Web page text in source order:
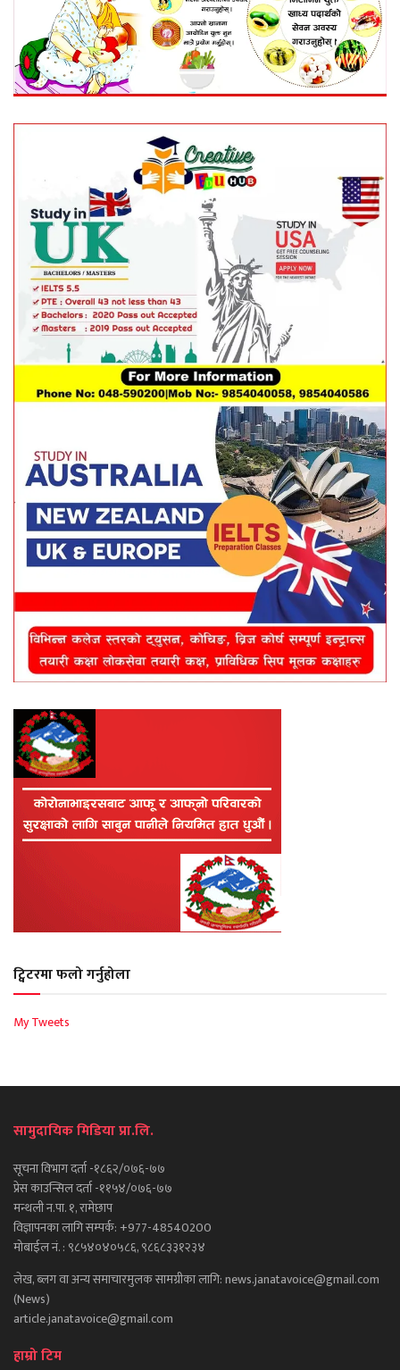
ट्विटरमा फलो गर्नुहोला
My Tweets
सामुदायिक मिडिया प्रा.लि.
सूचना विभाग दर्ता -१८६२/०७६-७७
प्रेस काउन्सिल दर्ता -११५४/०७६-७७
मन्थली न.पा. १, रामेछाप
विज्ञापनका लागि सम्पर्क: +977-48540200
मोबाईल नं. : ९८५४०४०५८६, ९८६८३३१२३४
लेख, ब्लग वा अन्य समाचारमुलक सामग्रीका लागि: news.janatavoice@gmail.com
(News)
article.janatavoice@gmail.com
हाम्रो टिम